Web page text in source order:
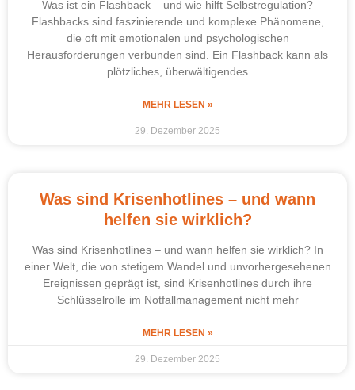
Was ist ein Flashback – und wie hilft Selbstregulation?
Flashbacks sind faszinierende und komplexe Phänomene,
die oft mit emotionalen und psychologischen
Herausforderungen verbunden sind. Ein Flashback kann als
plötzliches, überwältigendes
MEHR LESEN »
29. Dezember 2025
Was sind Krisenhotlines – und wann
helfen sie wirklich?
Was sind Krisenhotlines – und wann helfen sie wirklich? In
einer Welt, die von stetigem Wandel und unvorhergesehenen
Ereignissen geprägt ist, sind Krisenhotlines durch ihre
Schlüsselrolle im Notfallmanagement nicht mehr
MEHR LESEN »
29. Dezember 2025